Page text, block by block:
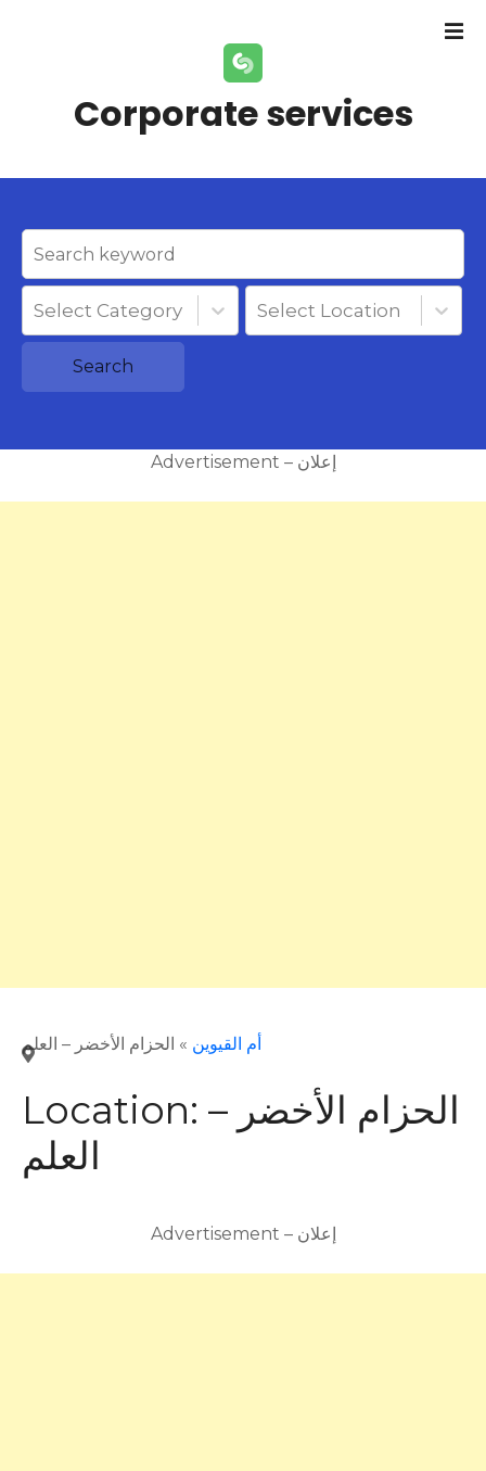
Corporate services
Select Category Select Location
Search
Advertisement – إعلان
أم القيوين » الحزام الأخضر – العلم
Location: الحزام الأخضر –
العلم
Advertisement – إعلان